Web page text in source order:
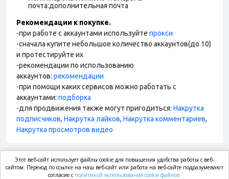
почта:дополнительная почта
Рекомендации к покупке.
-при работе с аккаунтами используйте прокси
-сначала купите небольшое количество аккаунтов(до 10)
и протестируйте их
-рекомендации по использованию
аккаунтов: рекомендации
-при помощи каких сервисов можно работать с
аккаунтами: подборка
-для продвижения также могут пригодиться: Накрутка
подписчиков, Накрутка лайков, Накрутка комментариев,
Накрутка просмотров видео
market.com
Этот веб-сайт использует файлы cookie для повышения удобства работы с веб-
сайтом. Переход по ссылке на наш веб-сайт или работа на веб-сайте подразумевают
согласие с политикой использования cookie файлов.